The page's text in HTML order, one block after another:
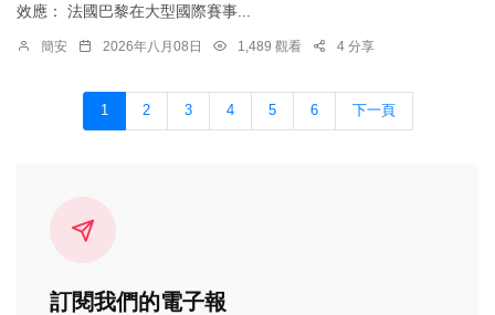
效應： 法國巴黎在大型國際賽事...
簡安 2026年八月08日 1,489 觀看 4 分享
1 2 3 4 5 6 下一頁
訂閱我們的電子報